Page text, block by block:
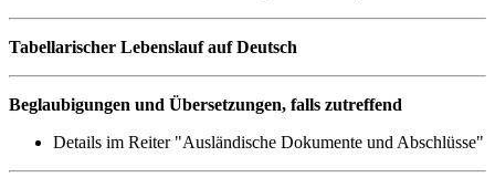
Tabellarischer Lebenslauf auf Deutsch
Beglaubigungen und Übersetzungen, falls zutreffend
Details im Reiter "Ausländische Dokumente und Abschlüsse"